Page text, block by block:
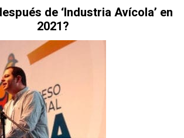
de ‘Industria Avícola’ en
2021?